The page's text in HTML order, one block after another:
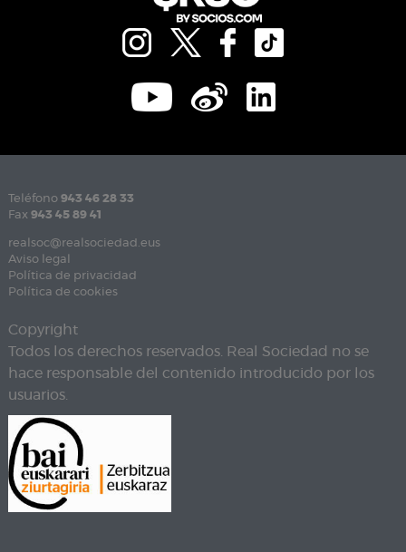
Teléfono 943 46 28 33
Fax 943 45 89 41
realsoc@realsociedad.eus
Aviso legal
Política de privacidad
Política de cookies
Copyright
Todos los derechos reservados. Real Sociedad no se
hace responsable del contenido introducido por los
usuarios.